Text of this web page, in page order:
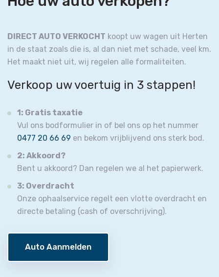
DIRECT AUTO VERKOCHT koopt uw wagen uit Herten
in de staat zoals die is, al dan niet met schade, veel km.
Het maakt niet uit, wij regelen alle formaliteiten.
Verkoop uw voertuig in 3 stappen!
1: Gratis taxatie
Vul ons bodformulier in of bel ons op het nummer
0477 20 66 69 en bekom vrijblijvend ons sterk bod.
2: Akkoord?
Bent u akkoord? Dan regelen we al het papierwerk.
3: Overdracht
Onze ophaalservice regelt een vlotte overdracht en
directe betaling (cash of overschrijving).
Auto Aanmelden